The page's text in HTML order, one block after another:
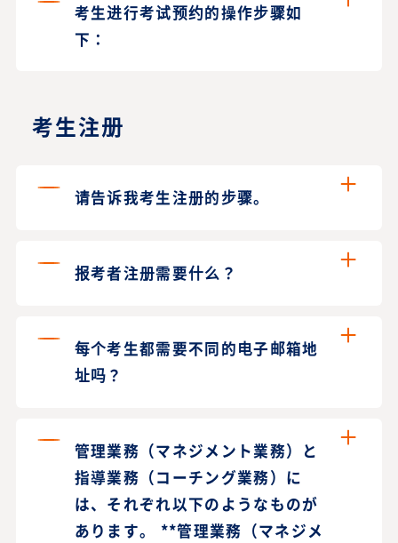
考生进行考试预约的操作步骤如
下：
考生注册
请告诉我考生注册的步骤。
报考者注册需要什么？
每个考生都需要不同的电子邮箱地
址吗？
管理業務（マネジメント業務）と
指導業務（コーチング業務）に
は、それぞれ以下のようなものが
あります。 **管理業務（マネジメ